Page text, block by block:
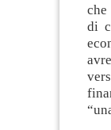
che
di